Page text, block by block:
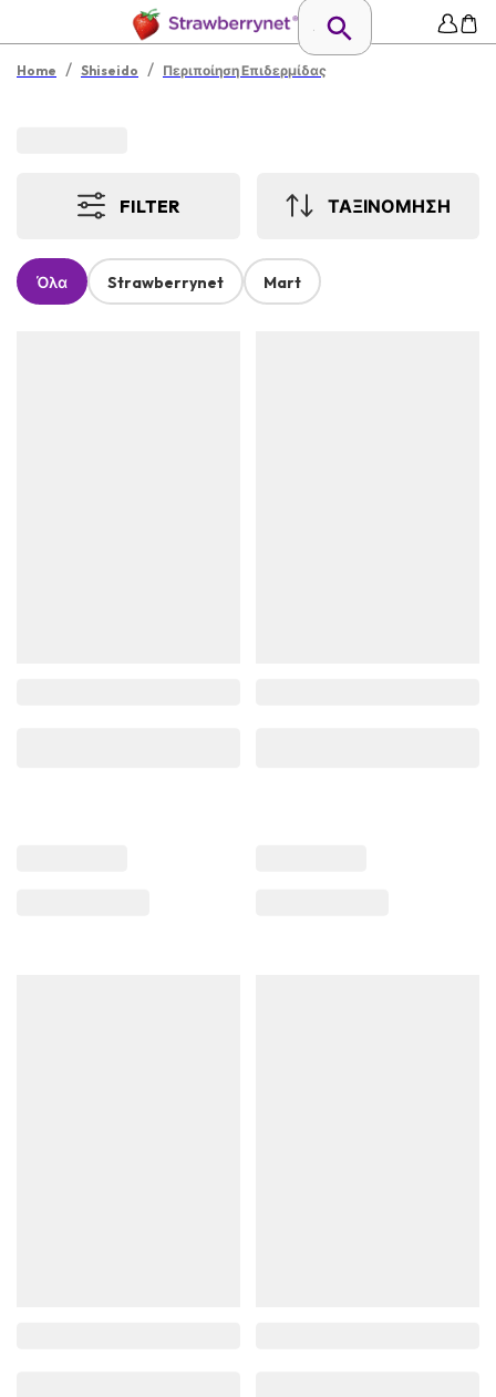
Home / Shiseido / Περιποίηση Επιδερμίδας
FILTER ΤΑΞΙΝΟΜΗΣΗ
Όλα Strawberrynet Mart